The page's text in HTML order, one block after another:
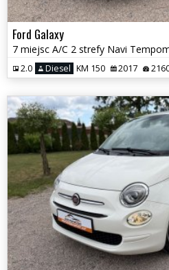
Ford Galaxy
2.0 Diesel KM 150 2017